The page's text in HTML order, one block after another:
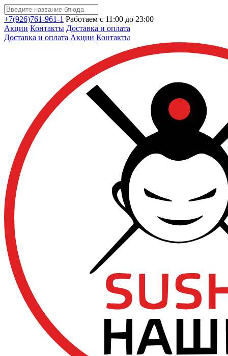
+7(926)761-961-1 Работаем с 11:00 до 23:00
Акции Контакты Доставка и оплата
Доставка и оплата Акции Контакты